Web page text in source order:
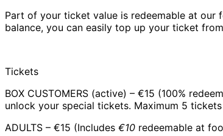
Part of your ticket value is redeemable at our
balance, you can easily top up your ticket
Tickets
BOX CUSTOMERS (active) – €15 (100%
unlock your special tickets. Maximum 5
ADULTS – €15 (Includes €10 redeemable at